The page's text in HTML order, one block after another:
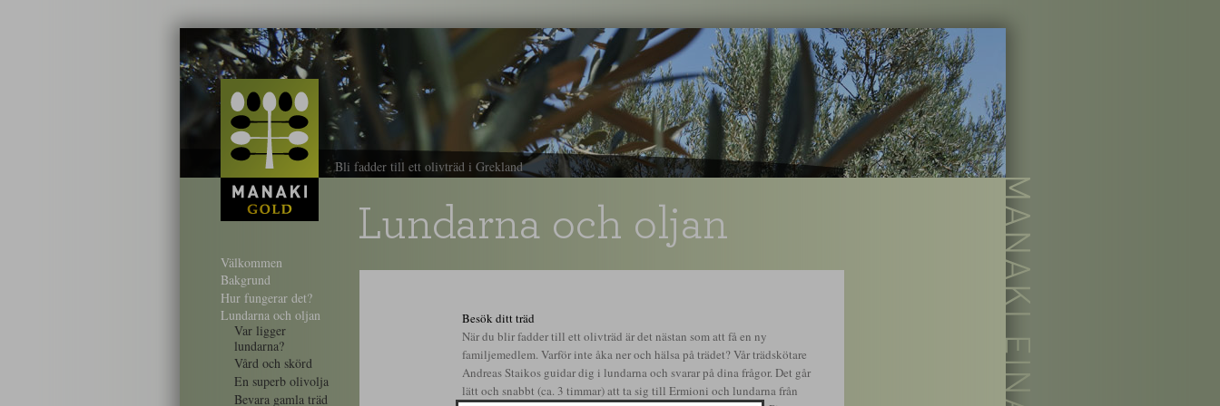
Välkommen
Bakgrund
Hur fungerar det?
Lundarna och oljan
Var ligger
lundarna?
Vård och skörd
En superb olivolja
Bevara gamla träd
Lundarna och oljan
Besök ditt träd
När du blir fadder till ett olivträd är det nästan som att få en ny
familjemedlem. Varför inte åka ner och hälsa på trädet? Vår trädskötare
Andreas Staikos guidar dig i lundarna och svarar på dina frågor. Det går
lätt och snabbt (ca. 3 timmar) att ta sig till Ermioni och lundarna från
Bli fadder till ett olivträd i Grekland